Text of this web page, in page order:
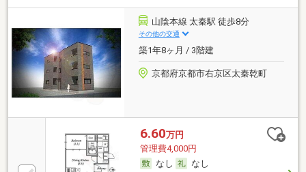
山陰本線 太秦駅 徒歩8分
その他の交通
築1年8ヶ月 / 3階建
京都府京都市右京区太秦乾町
6.60万円
管理費4,000円
なし
なし